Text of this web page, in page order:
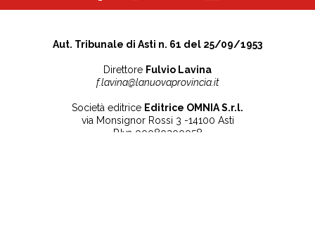
Aut. Tribunale di Asti n. 61 del 25/09/1953
Direttore Fulvio Lavina
f.lavina@lanuovaprovincia.it
Società editrice Editrice OMNIA S.r.l.
via Monsignor Rossi 3 -14100 Asti
P.Iva 00080200058